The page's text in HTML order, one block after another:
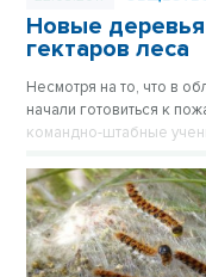
Новые
гектаров леса
Несмотря на то, что в
начали готовиться к
командно-штабные
проверяют
ревизоров все, начиная
составом. Кроме того,
лесных угодий -